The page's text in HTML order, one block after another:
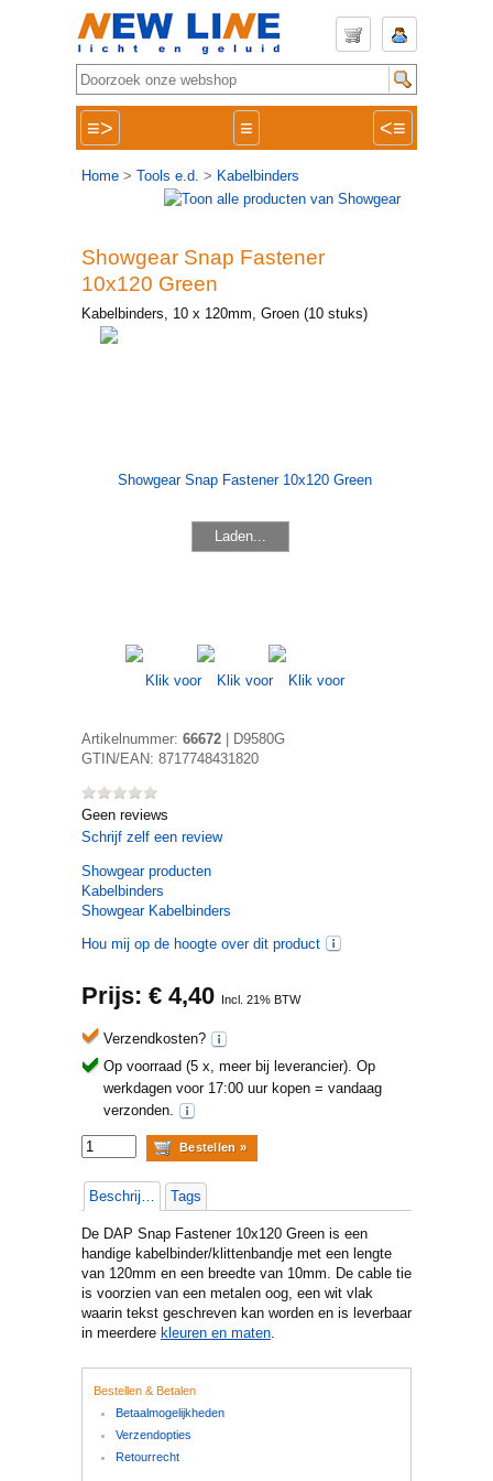
≡> ≡ <≡
Home > Tools e.d. > Kabelbinders
Showgear Snap Fastener
10x120 Green
Kabelbinders, 10 x 120mm, Groen (10 stuks)
Laden...
Artikelnummer: 66672
D9580G
GTIN/EAN: 8717748431820
Geen reviews
Schrijf zelf een review
Showgearproducten
Kabelbinders
Showgear Kabelbinders
Hou mij op de hoogte over dit product
Prijs: € 4,40 Incl. 21% BTW
Verzendkosten?
Op voorraad (5 x, meer bij leverancier). Op
werkdagen voor 17:00 uur kopen = vandaag
verzonden.
Beschrijving Tags
De DAP Snap Fastener 10x120 Green is een
handige kabelbinder/klittenbandje met een lengte
van 120mm en een breedte van 10mm. De cable tie
is voorzien van een metalen oog, een wit vlak
waarin tekst geschreven kan worden en is leverbaar
in meerdere kleuren en maten.
Bestellen & Betalen
Betaalmogelijkheden
Verzendopties
Retourrecht